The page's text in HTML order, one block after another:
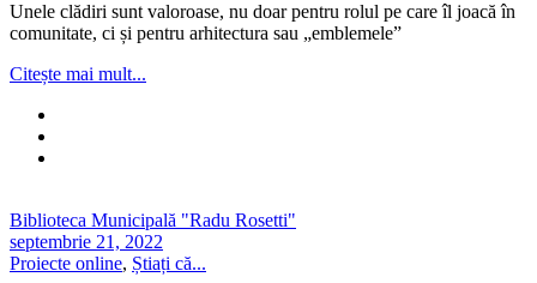
Unele clădiri sunt valoroase, nu doar pentru rolul pe care îl joacă în
comunitate, ci și pentru arhitectura sau „emblemele”
Citește mai mult...
Biblioteca Municipală "Radu Rosetti"
septembrie 21, 2022
Proiecte online, Știați că...